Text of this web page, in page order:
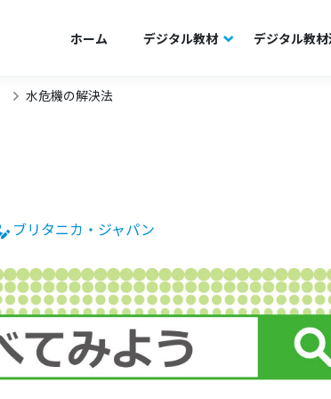
ホーム デジタル教材 デジタル教
水危機の解決法
ブリタニカ・ジャパン